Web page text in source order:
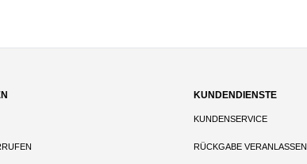
KUNDENDIENSTE
KUNDENSERVICE
RÜCKGABE VERANLASSEN